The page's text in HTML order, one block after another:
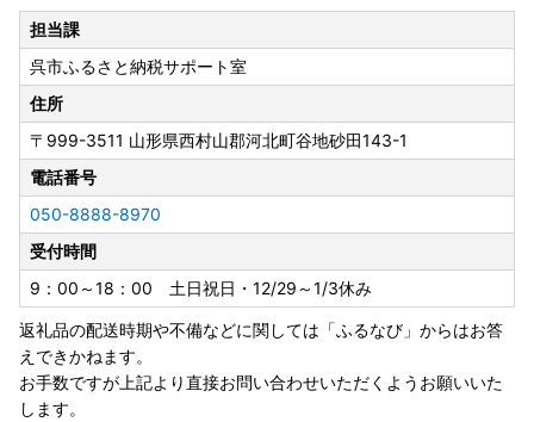
担当課
呉市ふるさと納税サポート室
住所
〒999-3511 山形県西村山郡河北町谷地砂田143-1
電話番号
050-8888-8970
受付時間
9：00～18：00 土日祝日・12/29～1/3休み
返礼品の配送時期や不備などに関しては「ふるなび」からはお答
えできかねます。
お手数ですが上記より直接お問い合わせいただくようお願いいた
します。